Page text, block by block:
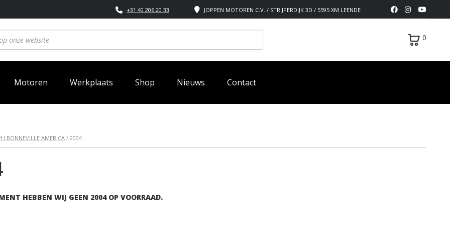
JOPPEN MOTOREN C.V. / STRIJPERDIJK 3D / 5595 XM LEENDE
+31 40 206 20 33
0
Motoren Werkplaats Shop Nieuws Contact
BONNEVILLE AMERICA / 2004
HEBBEN WIJ GEEN 2004 OP VOORRAAD.